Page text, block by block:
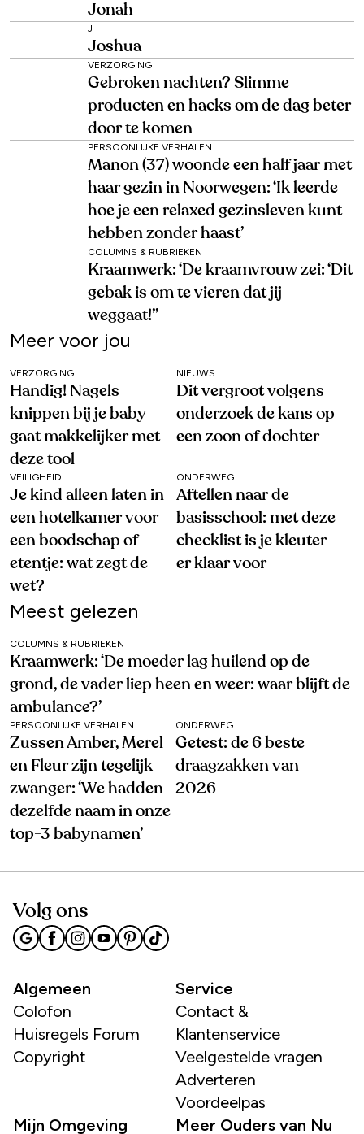
Jonah
J
Joshua
VERZORGING
Gebroken nachten? Slimme
producten en hacks om de dag beter
door te komen
PERSOONLIJKE VERHALEN
Manon (37) woonde een half jaar met
haar gezin in Noorwegen: ‘Ik leerde
hoe je een relaxed gezinsleven kunt
hebben zonder haast’
COLUMNS & RUBRIEKEN
Kraamwerk: ‘De kraamvrouw zei: ‘Dit
gebak is om te vieren dat jij
weggaat!’’
Meer voor jou
VERZORGING
Handig! Nagels
knippen bij je baby
gaat makkelijker met
deze tool
NIEUWS
Dit vergroot volgens
onderzoek de kans op
een zoon of dochter
VEILIGHEID
Je kind alleen laten in
een hotelkamer voor
een boodschap of
etentje: wat zegt de
wet?
ONDERWEG
Aftellen naar de
basisschool: met deze
checklist is je kleuter
er klaar voor
Meest gelezen
COLUMNS & RUBRIEKEN
Kraamwerk: ‘De moeder lag huilend op de
grond, de vader liep heen en weer: waar blijft de
ambulance?’
PERSOONLIJKE VERHALEN
Zussen Amber, Merel
en Fleur zijn tegelijk
zwanger: ‘We hadden
dezelfde naam in onze
top-3 babynamen’
ONDERWEG
Getest: de 6 beste
draagzakken van
2026
Volg ons
Algemeen
Colofon
Huisregels Forum
Copyright
Service
Contact &
Klantenservice
Veelgestelde vragen
Adverteren
Voordeelpas
Mijn Omgeving
Meer Ouders van Nu